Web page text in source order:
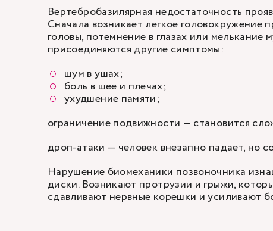
Вертебробазилярная недостаточность
Сначала возникает легкое головокружение
головы, потемнение в глазах или мелькание
присоединяются другие симптомы:
шум в ушах;
боль в шее и плечах;
ухудшение памяти;
ограничение подвижности — становится
дроп-атаки — человек внезапно падает, но
Нарушение биомеханики позвоночника
диски. Возникают протрузии и грыжи,
сдавливают нервные корешки и усиливают